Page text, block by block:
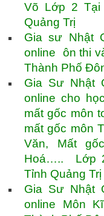
Võ Lớp 2 Tại
Quảng Trị
Gia sư Nhật
online ôn thi
Thành Phố
Gia Sư Nhật
online cho
mất gốc môn
mất gốc môn
Văn, Mất
Hoá….. Lớp
Tỉnh Quảng Trị
Gia Sư Nhật
online Môn